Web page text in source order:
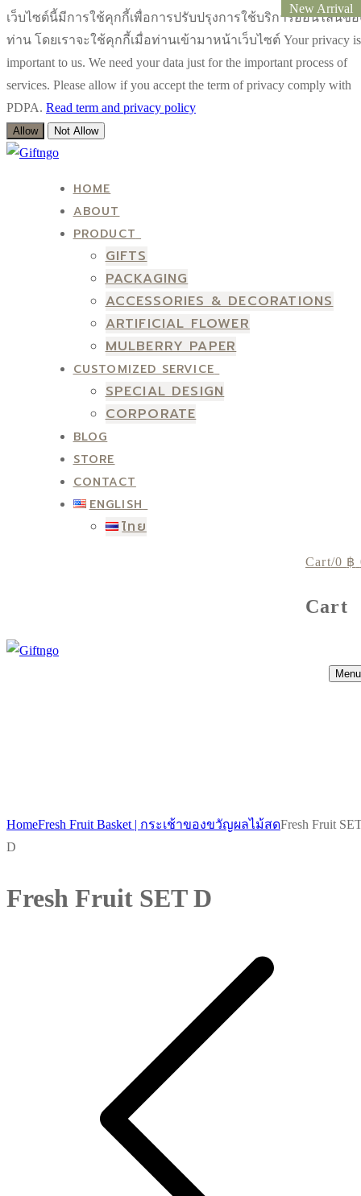
เว็บไซต์นี้มีการใช้คุกกี้เพื่อการปรับปรุงการใช้บริการออนไลน์ขอ
ท่าน โดยเราจะใช้คุกกี้เมื่อท่านเข้ามาหน้าเว็บไซต์ Your privacy is
important to us. We need your data just for the important process of
services. Please allow if you accept the term of privacy comply with
PDPA. Read term and privacy policy
Allow Not Allow
Skip
Menu
Close
HOME
ABOUT
PRODUCT
GIFTS
PACKAGING
ACCESSORIES & DECORATIONS
ARTIFICIAL FLOWER
MULBERRY PAPER
CUSTOMIZED SERVICE
SPECIAL DESIGN
CORPORATE
BLOG
STORE
CONTACT
ENGLISH
ไทย
Cart/0 ฿
Cart
Menu
HomeFresh Fruit Basket | กระเช้าของขวัญผลไม้สดFresh Fruit
D
Fresh Fruit SET D
New Arrival